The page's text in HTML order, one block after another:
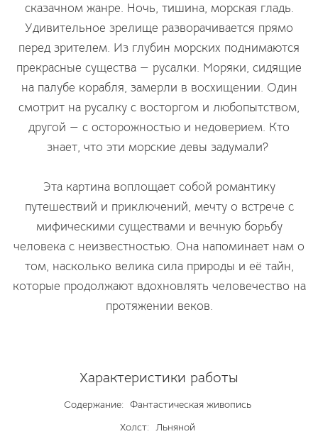
сказачном жанре. Ночь, тишина, морская гладь.
Удивительное зрелище разворачивается прямо
перед зрителем. Из глубин морских поднимаются
прекрасные существа — русалки. Моряки, сидящие
на палубе корабля, замерли в восхищении. Один
смотрит на русалку с восторгом и любопытством,
другой — с осторожностью и недоверием. Кто
знает, что эти морские девы задумали?
Эта картина воплощает собой романтику
путешествий и приключений, мечту о встрече с
мифическими существами и вечную борьбу
человека с неизвестностью. Она напоминает нам о
том, насколько велика сила природы и её тайн,
которые продолжают вдохновлять человечество на
протяжении веков.
Характеристики работы
Содержание: Фантастическая живопись
Холст: Льняной